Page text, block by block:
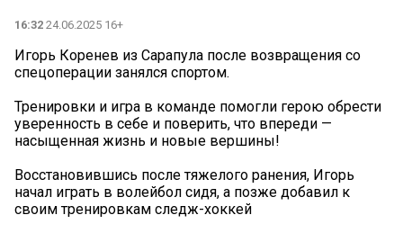
16:32 24.06.2025 16+
Игорь Коренев из Сарапула после возвращения со
спецоперации занялся спортом.
Тренировки и игра в команде помогли герою обрести
уверенность в себе и поверить, что впереди —
насыщенная жизнь и новые вершины!
Восстановившись после тяжелого ранения, Игорь
начал играть в волейбол сидя, а позже добавил к
своим тренировкам следж-хоккей